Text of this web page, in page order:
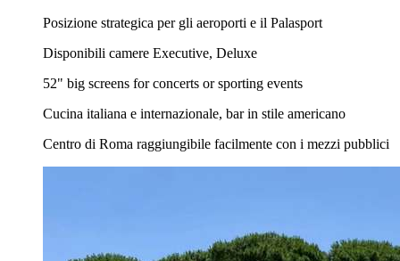
Posizione strategica per gli aeroporti e il Palasport
Disponibili camere Executive, Deluxe
52" big screens for concerts or sporting events
Cucina italiana e internazionale, bar in stile americano
Centro di Roma raggiungibile facilmente con i mezzi pubblici